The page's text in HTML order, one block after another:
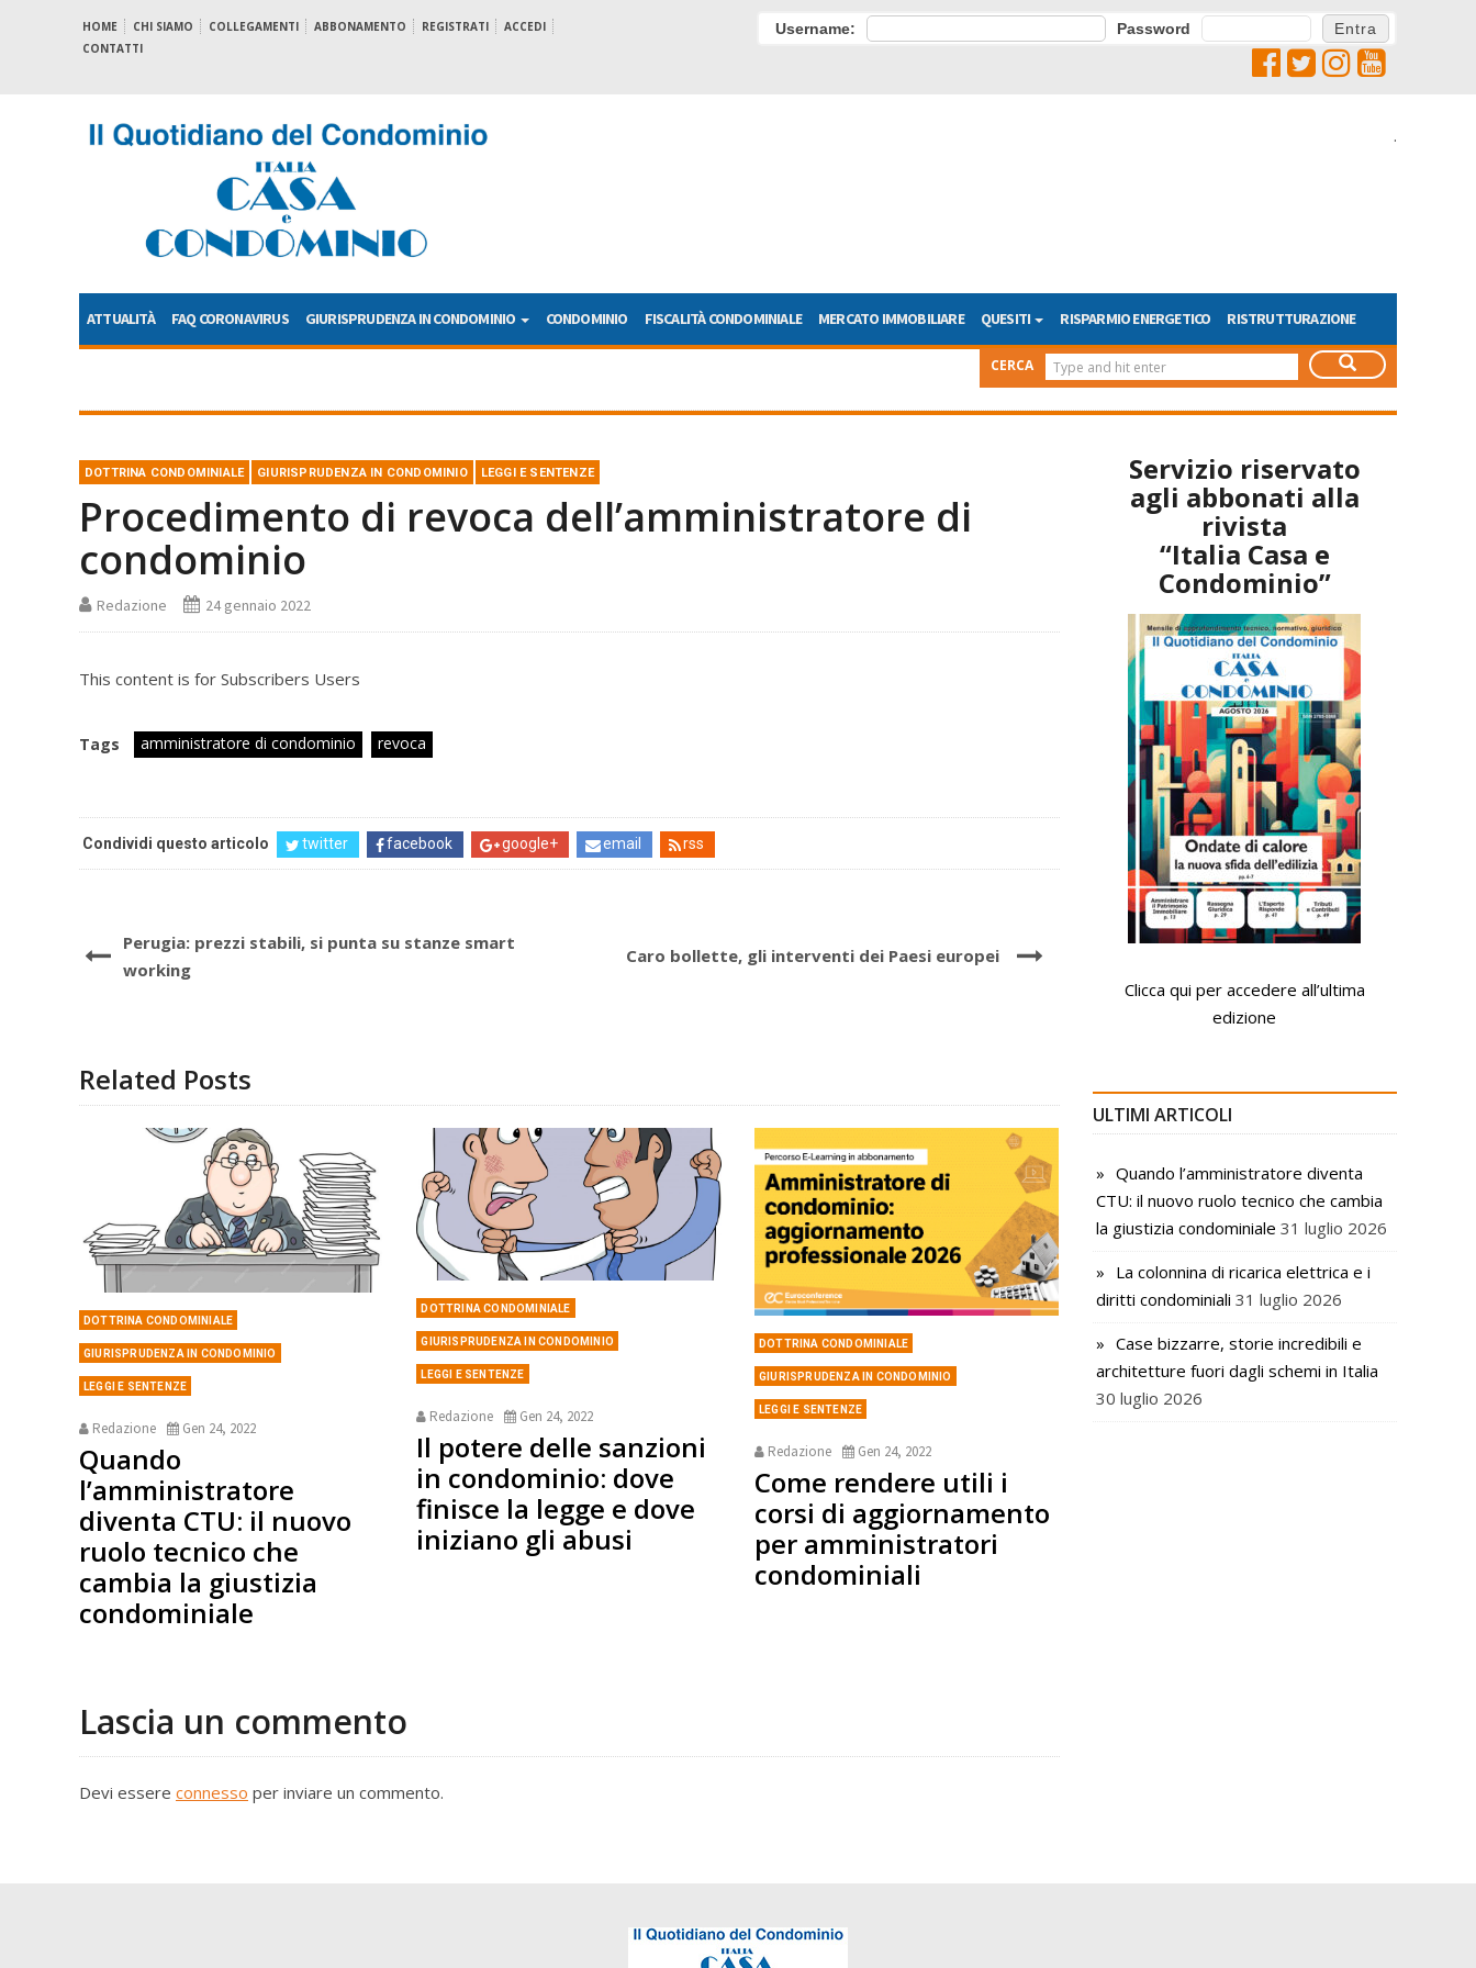
HOME CHI SIAMO COLLEGAMENTI ABBONAMENTO REGISTRATI
ACCEDI
CONTATTI
Username: Password
.
ATTUALITÀ FAQ CORONAVIRUS GIURISPRUDENZA IN CONDOMINIO CONDOMINIO FISCALITÀ CONDOMINIALE MERCATO IMMOBILIARE QUESITI RISPARMIO ENERGETICO RISTRUTTURAZIONE
CERCA
DOTTRINA CONDOMINIALE GIURISPRUDENZA IN CONDOMINIO LEGGI E SENTENZE
Procedimento di revoca dell’amministratore di
condominio
Redazione 24 gennaio 2022
This content is for Subscribers Users
Tags amministratore di condominio revoca
Condividi questo articolo twitter facebook google+ email rss
Perugia: prezzi stabili, si punta su stanze smart
working
Caro bollette, gli interventi dei Paesi europei
Related Posts
DOTTRINA CONDOMINIALE
GIURISPRUDENZA IN CONDOMINIO
LEGGI E SENTENZE
Redazione Gen 24, 2022
Quando
l’amministratore
diventa CTU: il nuovo
ruolo tecnico che
cambia la giustizia
condominiale
DOTTRINA CONDOMINIALE
GIURISPRUDENZA IN CONDOMINIO
LEGGI E SENTENZE
Redazione Gen 24, 2022
Il potere delle sanzioni
in condominio: dove
finisce la legge e dove
iniziano gli abusi
DOTTRINA CONDOMINIALE
GIURISPRUDENZA IN CONDOMINIO
LEGGI E SENTENZE
Redazione Gen 24, 2022
Come rendere utili i
corsi di aggiornamento
per amministratori
condominiali
Lascia un commento
Devi essere connesso per inviare un commento.
Servizio riservato
agli abbonati alla
rivista
“Italia Casa e
Condominio”
Clicca qui per accedere all’ultima
edizione
ULTIMI ARTICOLI
Quando l’amministratore diventa
CTU: il nuovo ruolo tecnico che cambia
la giustizia condominiale 31 luglio 2026
La colonnina di ricarica elettrica e i
diritti condominiali 31 luglio 2026
Case bizzarre, storie incredibili e
architetture fuori dagli schemi in Italia
30 luglio 2026